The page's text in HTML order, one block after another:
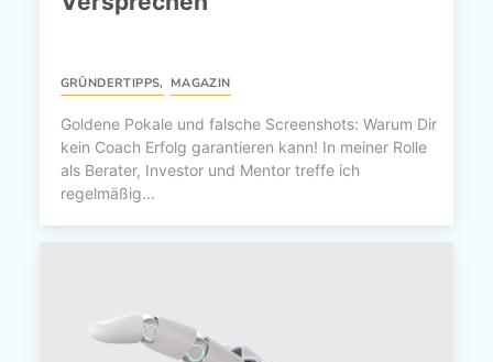
GRÜNDERTIPPS, MAGAZIN
Goldene Pokale und falsche Screenshots: Warum Dir
kein Coach Erfolg garantieren kann! In meiner Rolle
als Berater, Investor und Mentor treffe ich
regelmäßig...